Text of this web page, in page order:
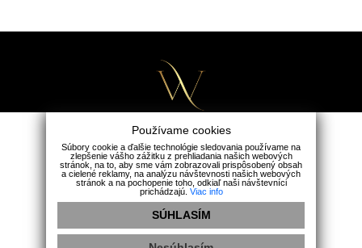
Wealth Group
Holubia 5482/1A, 90301 Senec
+421 911 165 163
office@wealthgroup.sk
Ochrana osobných údajov
Používame cookies
Súbory cookie a ďalšie technológie sledovania používame na
zlepšenie vášho zážitku z prehliadania našich webových
stránok, na to, aby sme vám zobrazovali prispôsobený obsah
a cielené reklamy, na analýzu návštevnosti našich webových
stránok a na pochopenie toho, odkiaľ naši návštevníci
prichádzajú. Viac info
SÚHLASÍM